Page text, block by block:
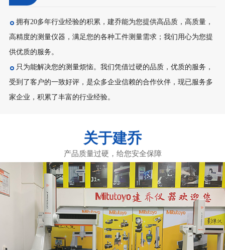
拥有20多年行业经验的积累，建乔能为您提供高品质，高质量，
高精度的测量仪器，满足您的各种工件测量需求；我们用心为您提
供优质的服务。
只为能解决您的测量烦恼。我们凭借过硬的品质，优质的服务，
受到了客户的一致好评，是众多企业信赖的合作伙伴，现已服务多
家企业，积累了丰富的行业经验。
关于建乔